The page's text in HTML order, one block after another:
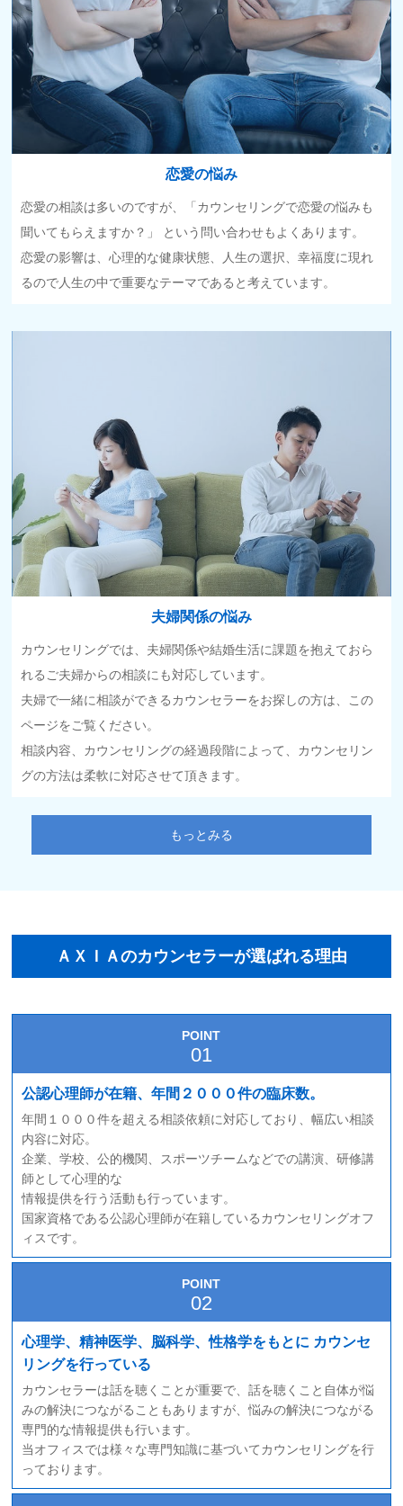
恋愛の悩み
恋愛の相談は多いのですが、「カウンセリングで恋愛の悩みも
聞いてもらえますか？」 という問い合わせもよくあります。
恋愛の影響は、心理的な健康状態、人生の選択、幸福度に現れ
るので人生の中で重要なテーマであると考えています。
夫婦関係の悩み
カウンセリングでは、夫婦関係や結婚生活に課題を抱えておら
れるご夫婦からの相談にも対応しています。
夫婦で一緒に相談ができるカウンセラーをお探しの方は、この
ページをご覧ください。
相談内容、カウンセリングの経過段階によって、カウンセリン
グの方法は柔軟に対応させて頂きます。
もっとみる
ＡＸＩＡのカウンセラーが選ばれる理由
POINT
公認心理師が在籍、年間２０００件の臨床数。
年間１０００件を超える相談依頼に対応しており、幅広い相談
内容に対応。
企業、学校、公的機関、スポーツチームなどでの講演、研修講
師として心理的な
情報提供を行う活動も行っています。
国家資格である公認心理師が在籍しているカウンセリングオフ
ィスです。
POINT
心理学、精神医学、脳科学、性格学をもとに カウンセ
リングを行っている
カウンセラーは話を聴くことが重要で、話を聴くこと自体が悩
みの解決につながることもありますが、悩みの解決につながる
専門的な情報提供も行います。
当オフィスでは様々な専門知識に基づいてカウンセリングを行
っております。